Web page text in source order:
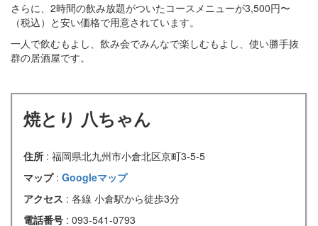
さらに、2時間の飲み放題がついたコースメニューが3,500円〜
（税込）と安い価格で用意されています。
一人で飲むもよし、飲み会でみんなで楽しむもよし、使い勝手抜
群の居酒屋です。
焼とり 八ちゃん
住所 : 福岡県北九州市小倉北区京町3-5-5
マップ : Googleマップ
アクセス : 各線 小倉駅から徒歩3分
電話番号 : 093-541-0793